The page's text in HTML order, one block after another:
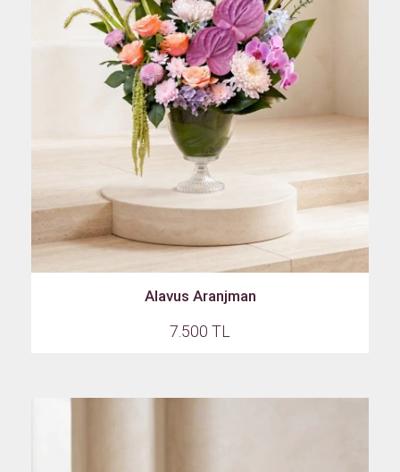
Alavus Aranjman
7.500 TL